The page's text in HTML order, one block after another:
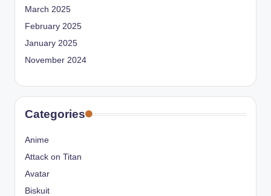
March 2025
February 2025
January 2025
November 2024
Categories
Anime
Attack on Titan
Avatar
Biskuit